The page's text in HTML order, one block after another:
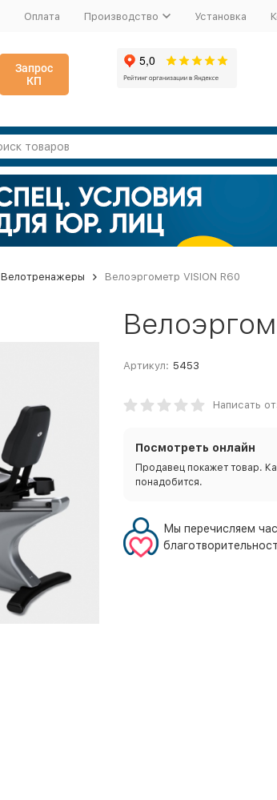
Оплата Производство Установка
Запрос
КП
Велотренажеры Велоэргометр VISION R60
Артикул: 5453
Написать
Посмотреть онлайн
Продавец покажет товар.
понадобится.
Мы перечисляем